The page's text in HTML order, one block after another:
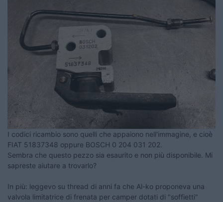
I codici ricambio sono quelli che appaiono nell'immagine, e cioè
FIAT 51837348 oppure BOSCH 0 204 031 202.
Sembra che questo pezzo sia esaurito e non più disponibile. Mi
sapreste aiutare a trovarlo?
In più: leggevo su thread di anni fa che Al-ko proponeva una
valvola limitatrice di frenata per camper dotati di "soffietti"